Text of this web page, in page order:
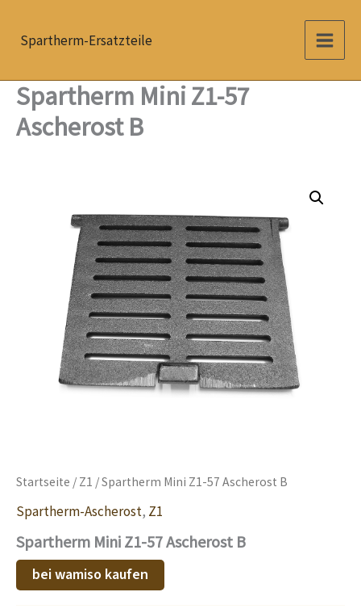
InhaltSpartherm-Ersatzteile
Spartherm Mini Z1-57
Ascherost B
Startseite / Z1 / Spartherm Mini Z1-57 Ascherost B
Spartherm-Ascherost, Z1
Spartherm Mini Z1-57 Ascherost B
bei wamiso kaufen